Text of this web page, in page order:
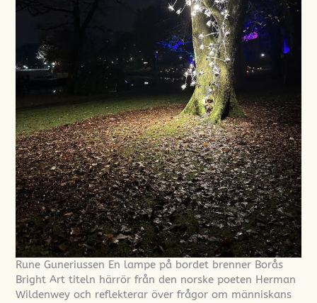
Rune Guneriussen En lampe på bordet brenner Borås
Bright Art titeln härrör från den norske poeten Herman
Wildenwey och reflekterar över frågor om människans